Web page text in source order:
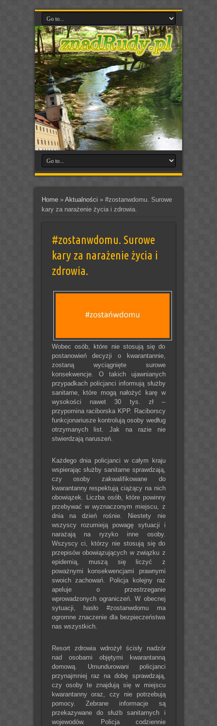
Home» Aktualności » #zostanwdomu. Surowe
kary za narażenie życia i zdrowia.
#zostanwdomu. Surowe
kary za narażenie życia i
zdrowia.
Wobec osób, które nie stosują się do
postanowień decyzji o kwarantannie,
zostaną wyciągnięte surowe
konsekwencje. O takich ujawnianych
przypadkach policjanci informują służby
sanitarne, które mogą nałożyć karę w
wysokości nawet 30 tys. zł –
przypomina raciborska KPP. Raciborscy
funkcjonariusze kontrolują osoby według
otrzymanych list. Jak na razie nie
stwierdzają naruszeń.
Każdego dnia policjanci w całym kraju
wspierając służby sanitarne sprawdzają,
czy osoby zakwalifikowane do
kwarantanny respektują ciążący na nich
obowiązek. Liczba osób, które powinny
przebywać w wyznaczonym miejscu, z
dnia na dzień rośnie. Niestety nie
wszyscy rozumieją powagę sytuacji i
narażają na ryzyko inne osoby.
Wszyscy ci, którzy nie stosują się do
przepisów obowiązujących w związku z
epidemią, muszą się liczyć z
poważnymi konsekwencjami prawnymi
swoich zachowań. Policja kolejny raz
apeluje o przestrzeganie
wprowadzonych ograniczeń. W obecnej
sytuacji, hasło #zostanwdomu ma
ogromne znaczenie dla bezpieczeństwa
nas wszystkich.
Resort zdrowia wdrożył ścisły nadzór
nad osobami objętymi kwarantanną
domową. Umundurowani policjanci
przynajmniej raz na dobę sprawdzają,
czy osoby te znajdują się w miejscu
kwarantanny oraz, czy nie potrzebują
pomocy. Zebrane informacje są
przekazywane do służb sanitarnych i
wojewodów. Policja codziennie